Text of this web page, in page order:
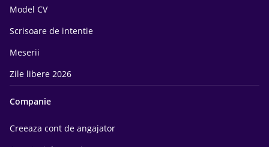
Model CV
Scrisoare de intentie
Meserii
Zile libere 2026
Companie
Creeaza cont de angajator